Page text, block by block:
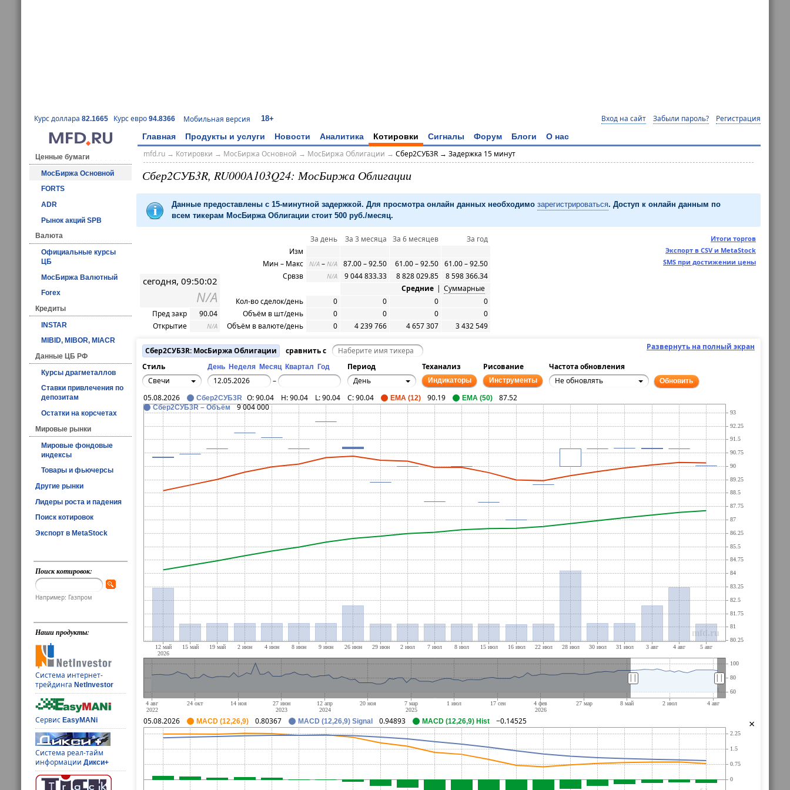
Курс доллара 82.1665 Курс евро 94.8366 Мобильная версия 18+ Вход на сайт Забыли пароль? Регистрация
Главная Продукты и услуги Новости Аналитика Котировки Сигналы Форум Блоги О нас
Ценные бумаги
МосБиржа Основной
FORTS
ADR
Рынок акций SPB
Валюта
Официальные курсы
ЦБ
МосБиржа Валютный
Forex
Кредиты
INSTAR
MIBID, MIBOR, MIACR
Данные ЦБ РФ
Курсы драгметаллов
Ставки привлечения по
депозитам
Остатки на корсчетах
Мировые рынки
Мировые фондовые
индексы
Товары и фьючерсы
Другие рынки
Лидеры роста и падения
Поиск котировок
Экспорт в MetaStock
Поиск котировок:
Например: Газпром
Наши продукты:
Система интернет-
трейдингаNetInvestor
СервисEasyMANi
Система реал-тайм
информацииДикси+
mfd.ru→ Котировки → МосБиржа Основной → МосБиржа Облигации → Сбер2СУБ3R → Задержка 15 минут
Сбер2СУБ3R, RU000A103Q24: МосБиржа Облигации
Данные предоставлены с 15-минутной задержкой. Для просмотра онлайн данных необходимо зарегистрироваться. Доступ к онлайн данным по
всем тикерам МосБиржа Облигации стоит 500 руб./месяц.
Итоги торгов
Экспорт в CSV и MetaStock
SMS при достижении цены
сегодня, 09:50:02
N/A
Пред закр
90.04
Открытие
N/A
За день За 3 месяца За 6 месяцев
За год
Изм
Мин – Макс
N/A – N/A 87.00 – 92.50 61.00 – 92.50 61.00 – 92.50
Срвзв
N/A 9 044 833.33 8 828 029.85
8 598 366.34
Средние | Суммарные
Кол-во сделок/день
0 0 0
0
Объём в шт/день
0 0 0
0
Объём в валюте/день
0 4 239 766 4 657 307 3 432 549
Развернуть на полный экран
Сбер2СУБ3R: МосБиржа Облигации
сравнить с
Стиль
День Неделя Месяц Квартал Год Период Теханализ Рисование
Частота обновления
Свечи
– День Индикаторы Инструменты Не обновлять Обновить
|| ||
×
05.08.2026 Сбер2СУБ3R O:90.04 H:90.04 L:90.04 C:90.04 EMA (12) 90.19 EMA (50) 87.52
Сбер2СУБ3R – Объём 9 004 000
05.08.2026 MACD (12,26,9) 0.80367 MACD (12,26,9) Signal 0.94893 MACD (12,26,9) Hist −0.14525